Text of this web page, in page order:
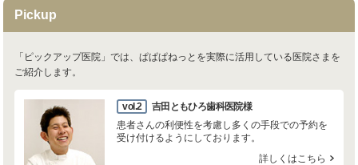
Pickup
「ピックアップ医院」では、ぱぱぱねっとを実際に活用している医院さまを
ご紹介します。
vol.2
吉田ともひろ歯科医院様
患者さんの利便性を考慮し多くの手段での予約を
受け付けるようにしております。
詳しくはこちら